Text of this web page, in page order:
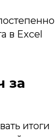
в Excel
за
итоги